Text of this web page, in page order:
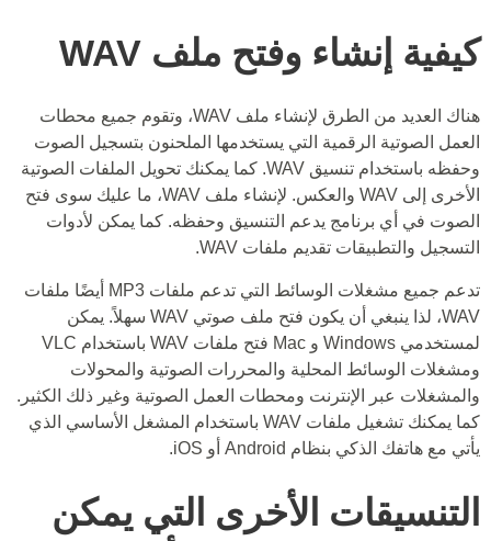
كيفية إنشاء وفتح ملف WAV
هناك العديد من الطرق لإنشاء ملف WAV، وتقوم جميع محطات
العمل الصوتية الرقمية التي يستخدمها الملحنون بتسجيل الصوت
وحفظه باستخدام تنسيق WAV. كما يمكنك تحويل الملفات الصوتية
الأخرى إلى WAV والعكس. لإنشاء ملف WAV، ما عليك سوى فتح
الصوت في أي برنامج يدعم التنسيق وحفظه. كما يمكن لأدوات
التسجيل والتطبيقات تقديم ملفات WAV.
تدعم جميع مشغلات الوسائط التي تدعم ملفات MP3 أيضًا ملفات
WAV، لذا ينبغي أن يكون فتح ملف صوتي WAV سهلاً. يمكن
لمستخدمي Windows و Mac فتح ملفات WAV باستخدام VLC
ومشغلات الوسائط المحلية والمحررات الصوتية والمحولات
والمشغلات عبر الإنترنت ومحطات العمل الصوتية وغير ذلك الكثير.
كما يمكنك تشغيل ملفات WAV باستخدام المشغل الأساسي الذي
يأتي مع هاتفك الذكي بنظام Android أو iOS.
التنسيقات الأخرى التي يمكن